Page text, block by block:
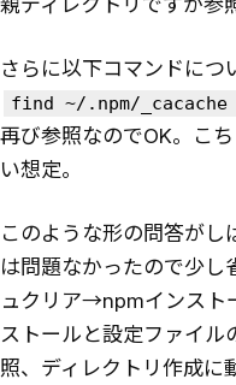
親ディレクトリですが参
さらに以下コマンドにつ
find ~/.npm/
再び参照なのでOK。こ
い想定。
このような形の問答がし
は問題なかったので少
ュクリア→npmインスト
ストールと設定ファイル
照、ディレクトリ作成に